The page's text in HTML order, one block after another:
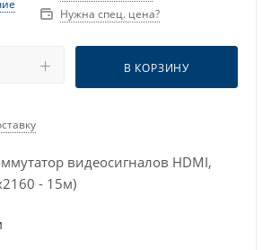
Нужна спец. цена?
В КОРЗИНУ
видеосигналов HDMI,
- 15м)